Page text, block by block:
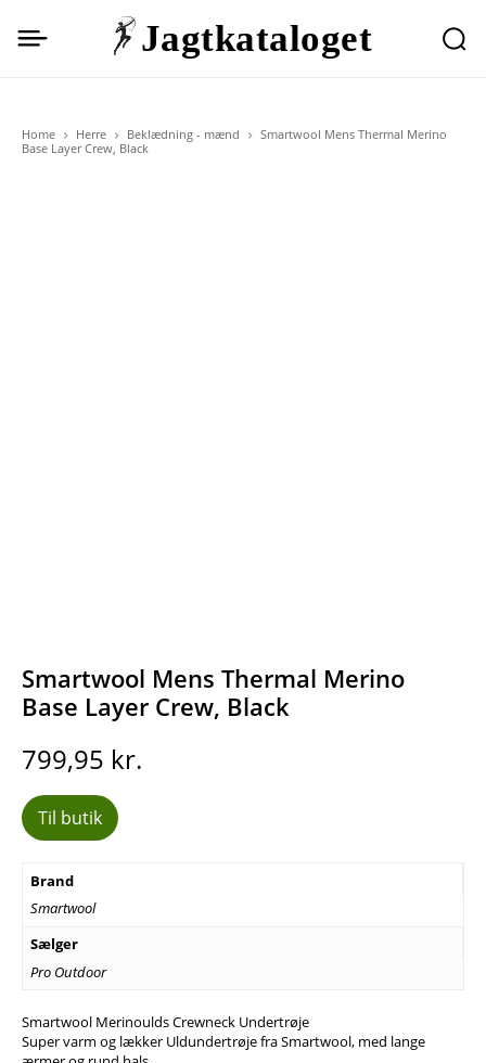
Jagtkataloget
Home Herre Beklædning - mænd
Smartwool Mens Thermal Merino
Base Layer Crew, Black
Smartwool Mens Thermal Merino
Base Layer Crew, Black
799,95 kr.
Til butik
Brand
Smartwool
Sælger
Pro Outdoor
Smartwool Merinoulds Crewneck Undertrøje
Super varm og lækker Uldundertrøje fra Smartwool, med lange